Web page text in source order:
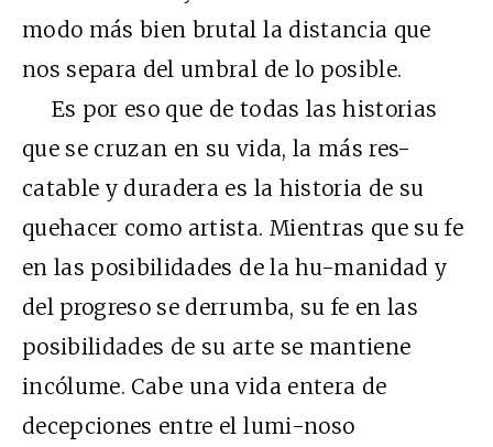
modo más bien brutal la distancia que
nos separa del umbral de lo posible.
Es por eso que de todas las historias
que se cruzan en su vida, la más res-
catable y duradera es la historia de su
quehacer como artista. Mientras que su fe
en las posibilidades de la hu-manidad y
del progreso se derrumba, su fe en las
posibilidades de su arte se mantiene
incólume. Cabe una vida entera de
decepciones entre el lumi-noso